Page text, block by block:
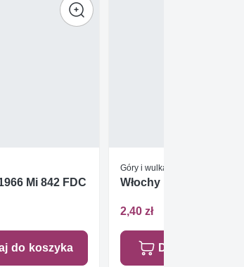
Mi 842 FDC
do koszyka
Góry i wulkany
Włochy 1965 Mi 1184
2,40 zł
Dodaj do